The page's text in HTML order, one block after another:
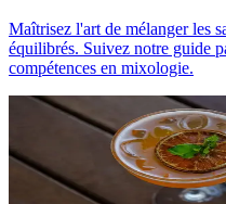
Maîtrisez l'art de mélanger les
équilibrés. Suivez notre guide
compétences en mixologie.